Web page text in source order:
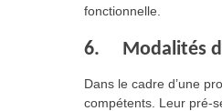
fonctionnelle.
6. Modalités
Dans le cadre d’une
compétents. Leur pré-